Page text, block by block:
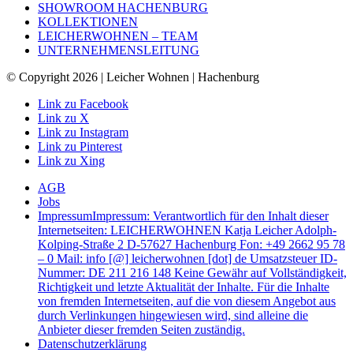
SHOWROOM HACHENBURG
KOLLEKTIONEN
LEICHERWOHNEN – TEAM
UNTERNEHMENSLEITUNG
© Copyright 2026 | Leicher Wohnen | Hachenburg
Link zu Facebook
Link zu X
Link zu Instagram
Link zu Pinterest
Link zu Xing
AGB
Jobs
ImpressumImpressum: Verantwortlich für den Inhalt dieser
Internetseiten: LEICHERWOHNEN Katja Leicher Adolph-
Kolping-Straße 2 D-57627 Hachenburg Fon: +49 2662 95 78
– 0 Mail: info [@] leicherwohnen [dot] de Umsatzsteuer ID-
Nummer: DE 211 216 148 Keine Gewähr auf Vollständigkeit,
Richtigkeit und letzte Aktualität der Inhalte. Für die Inhalte
von fremden Internetseiten, auf die von diesem Angebot aus
durch Verlinkungen hingewiesen wird, sind alleine die
Anbieter dieser fremden Seiten zuständig.
Datenschutzerklärung